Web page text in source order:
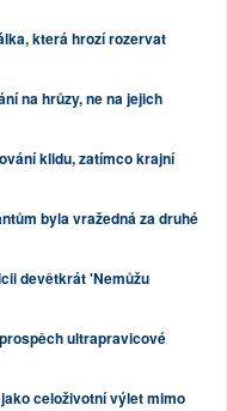
která hrozí rozervat
na hrůzy, ne na jejich
klidu, zatímco krajní
byla vražedná za druhé
devětkrát 'Nemůžu
ultrapravicové
celoživotní výlet mimo